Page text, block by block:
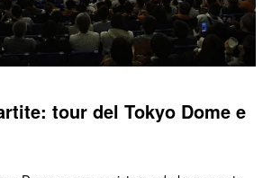
tour del Tokyo Dome e